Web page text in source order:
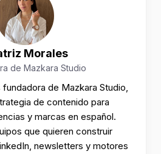
Morales
de Mazkara Studio
de Mazkara Studio,
de contenido para
y marcas en español.
que quieren construir
newsletters y motores